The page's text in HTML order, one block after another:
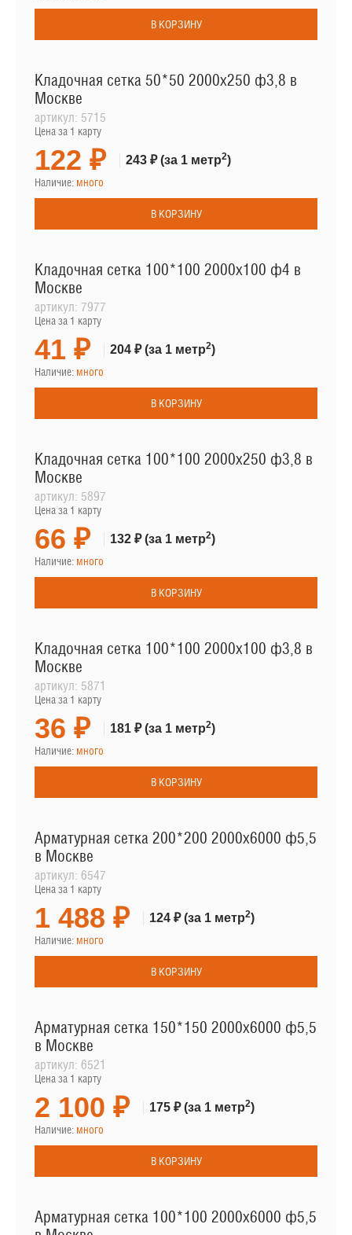
В КОРЗИНУ
Кладочная сетка 50*50 2000х250 ф3,8 в
Москве
артикул: 5715
Цена за 1 карту
122 ₽ 243 ₽(за 1 метр2)
Наличие: много
В КОРЗИНУ
Кладочная сетка 100*100 2000х100 ф4 в
Москве
артикул: 7977
Цена за 1 карту
41 ₽ 204 ₽(за 1 метр2)
Наличие: много
В КОРЗИНУ
Кладочная сетка 100*100 2000х250 ф3,8 в
Москве
артикул: 5897
Цена за 1 карту
66 ₽ 132 ₽(за 1 метр2)
Наличие: много
В КОРЗИНУ
Кладочная сетка 100*100 2000х100 ф3,8 в
Москве
артикул: 5871
Цена за 1 карту
36 ₽ 181 ₽(за 1 метр2)
Наличие: много
В КОРЗИНУ
Арматурная сетка 200*200 2000х6000 ф5,5
в Москве
артикул: 6547
Цена за 1 карту
1 488 ₽ 124 ₽(за 1 метр2)
Наличие: много
В КОРЗИНУ
Арматурная сетка 150*150 2000х6000 ф5,5
в Москве
артикул: 6521
Цена за 1 карту
2 100 ₽ 175 ₽(за 1 метр2)
Наличие: много
В КОРЗИНУ
Арматурная сетка 100*100 2000х6000 ф5,5